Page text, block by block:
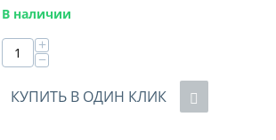
В наличии
+
−
КУПИТЬ В ОДИН КЛИК